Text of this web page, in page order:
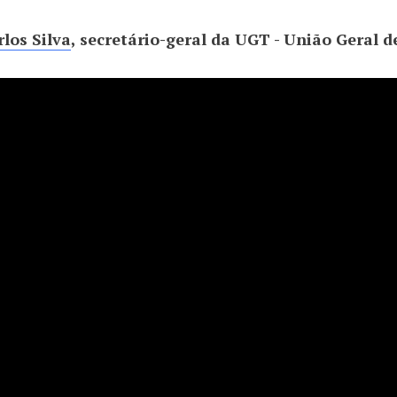
Silva, secretário-geral da UGT - União Geral